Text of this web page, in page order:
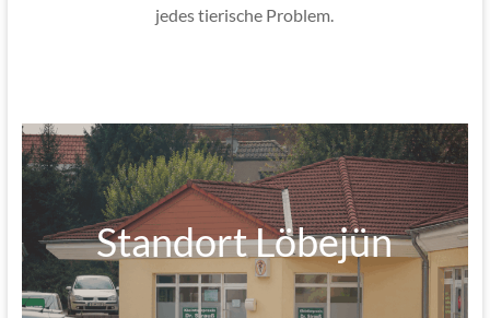
jedes tierische Problem.
Standort Löbejün